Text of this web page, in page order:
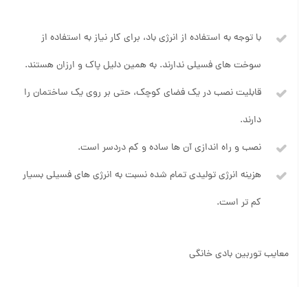
با توجه به استفاده از انرژی باد، برای کار نیاز به استفاده از
سوخت های فسیلی ندارند. به همین دلیل پاک و ارزان هستند.
قابلیت نصب در یک فضای کوچک، حتی بر روی یک ساختمان را
دارند.
نصب و راه اندازی آن ها ساده و کم دردسر است.
هزینه انرژی تولیدی تمام شده نسبت به انرژی های فسیلی بسیار
کم تر است.
معایب توربین بادی خانگی